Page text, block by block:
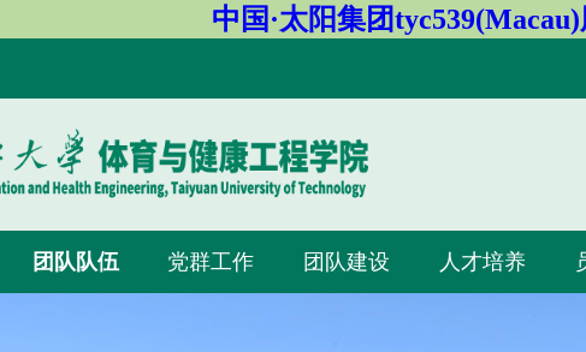
中国·太阳集团
团队队伍 党群工作 团队建设 人才培养